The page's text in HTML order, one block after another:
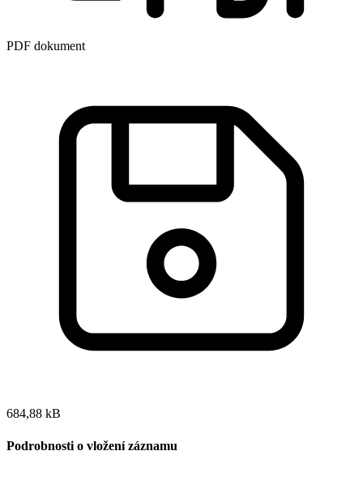
PDF dokument
684,88 kB
Podrobnosti o vložení záznamu